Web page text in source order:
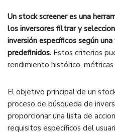
Un stock screener es una
los inversores filtrar y
inversión específicos según
predefinidos. Estos criterios
rendimiento histórico,
El objetivo principal de un
proceso de búsqueda de
proporcionar una lista de
requisitos específicos del